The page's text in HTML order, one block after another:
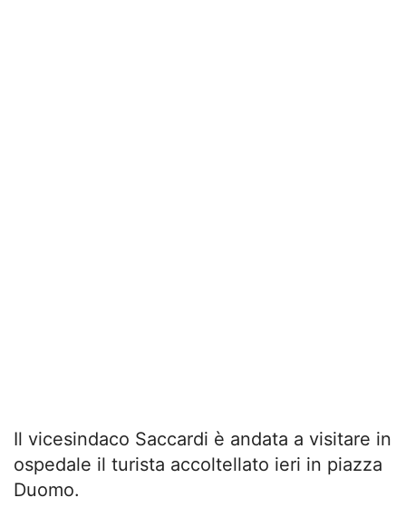
Il vicesindaco Saccardi è andata a visitare in
ospedale il turista accoltellato ieri in piazza
Duomo.